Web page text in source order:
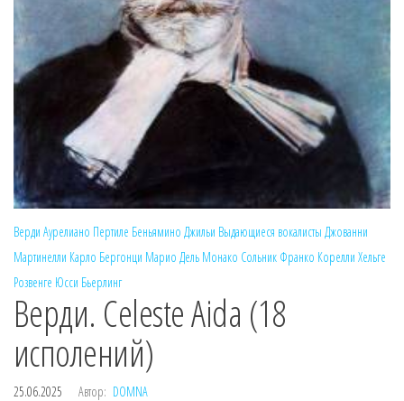
Верди Аурелиано Пертиле Беньямино Джильи Выдающиеся вокалисты Джованни
Мартинелли Карло Бергонци Марио Дель Монако Сольник Франко Корелли Хельге
Розвенге Юсси Бьерлинг
Верди. Celeste Aida (18
исполений)
25.06.2025 Автор: DOMNA